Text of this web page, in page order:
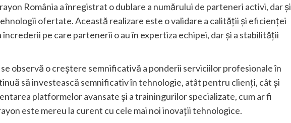
România a înregistrat o dublare a numărului de parteneri activi, dar și
ofertate. Această realizare este o validare a calității și eficienței
pe care partenerii o au în expertiza echipei, dar și a stabilității
observă o creștere semnificativă a ponderii serviciilor profesionale în
să investească semnificativ în tehnologie, atât pentru clienți, cât și
platformelor avansate și a trainingurilor specializate, cum ar fi
este mereu la curent cu cele mai noi inovații tehnologice.